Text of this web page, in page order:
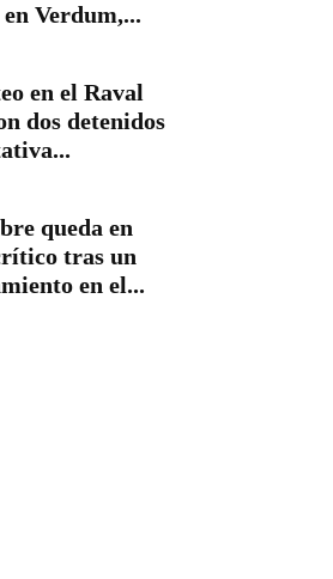
Verdum,...
en el Raval
dos detenidos
queda en
tras un
en el...